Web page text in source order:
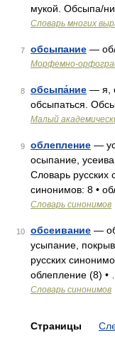
мукой. Обсыпа/
Словарь многих
7 обсыпание — об/
Морфемно-
8 обсыпа́ние — я,
обсыпаться.
Малый
9 облепление —
осыпание,
Словарь русских
синонимов: 8 •
Словарь синонимов
10 обсеивание —
усыпание,
русских
облепление (8) • …
Словарь синонимов
Страницы